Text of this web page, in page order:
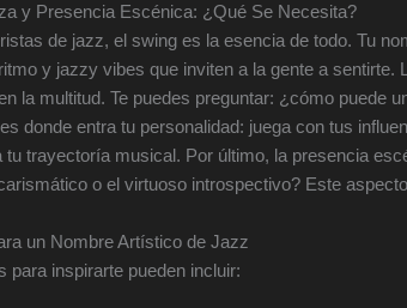
y Presencia Escénica: ¿Qué Se Necesita?
de jazz, el swing es la esencia de todo. Tu
y jazzy vibes que inviten a la gente a sentirte.
la multitud. Te puedes preguntar: ¿cómo puede
donde entra tu personalidad: juega con tus
tu trayectoría musical. Por último, la presencia
o el virtuoso introspectivo? Este
un Nombre Artístico de Jazz
para inspirarte pueden incluir: